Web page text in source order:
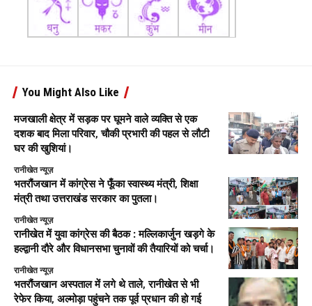
You Might Also Like
मजखाली क्षेत्र में सड़क पर घूमने वाले व्यक्ति से एक
दशक बाद मिला परिवार, चौकी प्रभारी की पहल से लौटी
घर की खुशियां।
रानीखेत न्यूज़
भतरौंजखान में कांग्रेस ने फूँका स्वास्थ्य मंत्री, शिक्षा
मंत्री तथा उत्तराखंड सरकार का पुतला।
रानीखेत न्यूज़
रानीखेत में युवा कांग्रेस की बैठक : मल्लिकार्जुन खड़गे के
हल्द्वानी दौरे और विधानसभा चुनावों की तैयारियों को चर्चा।
रानीखेत न्यूज़
भतरौंजखान अस्पताल में लगे थे ताले, रानीखेत से भी
रेफेर किया, अल्मोड़ा पहुंचने तक पूर्व प्रधान की हो गई